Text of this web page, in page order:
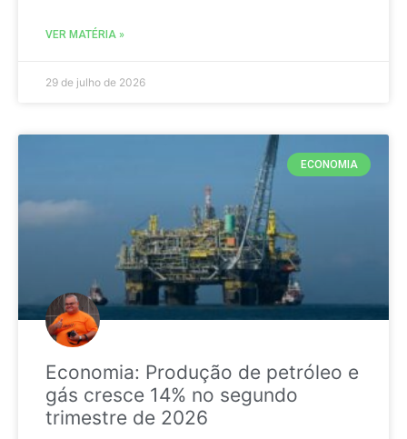
VER MATÉRIA »
29 de julho de 2026
ECONOMIA
Economia: Produção de petróleo e
gás cresce 14% no segundo
trimestre de 2026